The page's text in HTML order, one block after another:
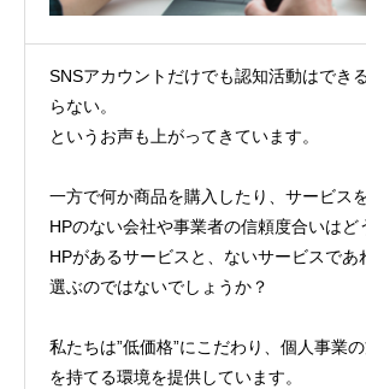
SNSアカウントだけでも認知活動はでき
らない。
というお声も上がってきています。
一方で何か商品を購入したり、サービス
HPのない会社や事業者の信頼度合いはど
HPがあるサービスと、ないサービスであ
選ぶのではないでしょうか？
私たちは”低価格”にこだわり、個人事業
を持てる環境を提供しています。